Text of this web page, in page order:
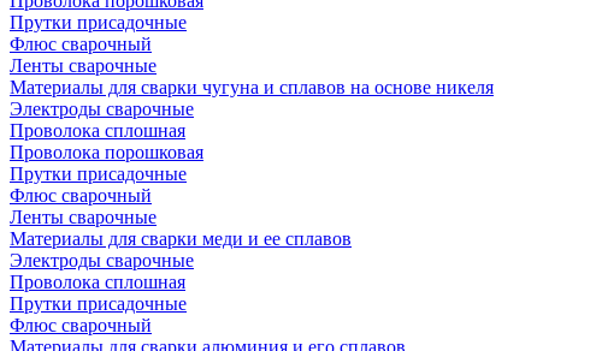
Прутки присадочные
Флюс сварочный
Ленты сварочные
Материалы для сварки чугуна и сплавов на основе никеля
Электроды сварочные
Проволока сплошная
Проволока порошковая
Прутки присадочные
Флюс сварочный
Ленты сварочные
Материалы для сварки меди и ее сплавов
Электроды сварочные
Проволока сплошная
Прутки присадочные
Флюс сварочный
Материалы для сварки алюминия и его сплавов